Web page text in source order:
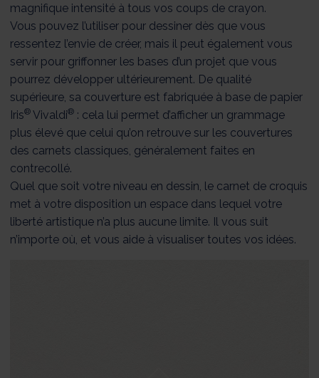
magnifique intensité à tous vos coups de crayon.
Vous pouvez l’utiliser pour dessiner dès que vous
ressentez l’envie de créer, mais il peut également vous
servir pour griffonner les bases d’un projet que vous
pourrez développer ultérieurement. De qualité
supérieure, sa couverture est fabriquée à base de papier
Iris® Vivaldi® : cela lui permet d’afficher un grammage
plus élevé que celui qu’on retrouve sur les couvertures
des carnets classiques, généralement faites en
contrecollé.
Quel que soit votre niveau en dessin, le carnet de croquis
met à votre disposition un espace dans lequel votre
liberté artistique n’a plus aucune limite. Il vous suit
n’importe où, et vous aide à visualiser toutes vos idées.